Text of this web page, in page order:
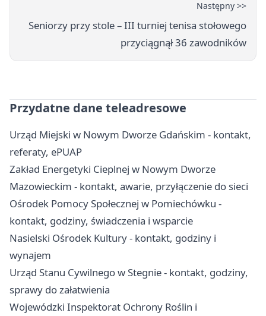
Następny >>
Seniorzy przy stole – III turniej tenisa stołowego
przyciągnął 36 zawodników
Przydatne dane teleadresowe
Urząd Miejski w Nowym Dworze Gdańskim - kontakt,
referaty, ePUAP
Zakład Energetyki Cieplnej w Nowym Dworze
Mazowieckim - kontakt, awarie, przyłączenie do sieci
Ośrodek Pomocy Społecznej w Pomiechówku -
kontakt, godziny, świadczenia i wsparcie
Nasielski Ośrodek Kultury - kontakt, godziny i
wynajem
Urząd Stanu Cywilnego w Stegnie - kontakt, godziny,
sprawy do załatwienia
Wojewódzki Inspektorat Ochrony Roślin i